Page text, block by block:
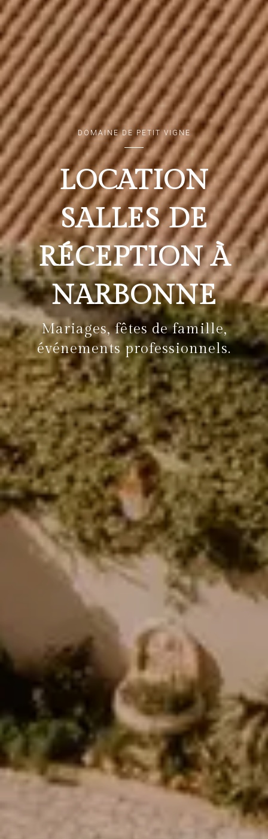
DOMAINE DE PETIT VIGNE
LOCATION
SALLES DE
RÉCEPTION À
NARBONNE
Mariages, fêtes de famille,
événements professionnels.